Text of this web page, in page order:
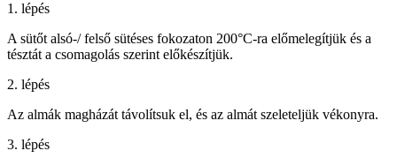
1. lépés
A sütőt alsó-/ felső sütéses fokozaton 200°C-ra előmelegítjük és a
tésztát a csomagolás szerint előkészítjük.
2. lépés
Az almák magházát távolítsuk el, és az almát szeleteljük vékonyra.
3. lépés